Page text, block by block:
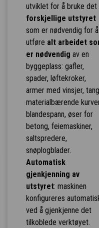
utviklet for å bruke det
forskjellige utstyret
som er nødvendig for å
utføre alt arbeidet
er nødvendig av en
byggeplass: gafler,
spader, løftekroker,
armer med vinsjer,
materialbærende
blandespann, øser for
betong, feiemaskiner,
saltspredere,
snøplogblader.
Automatisk
gjenkjenning av
utstyret: maskinen
konfigureres
ved å gjenkjenne det
tilkoblede verktøyet.